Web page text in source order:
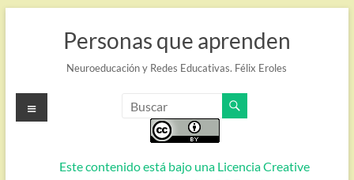
Personas que aprenden
Neuroeducación y Redes Educativas. Félix Eroles
Este contenido está bajo una Licencia Creative
Menú